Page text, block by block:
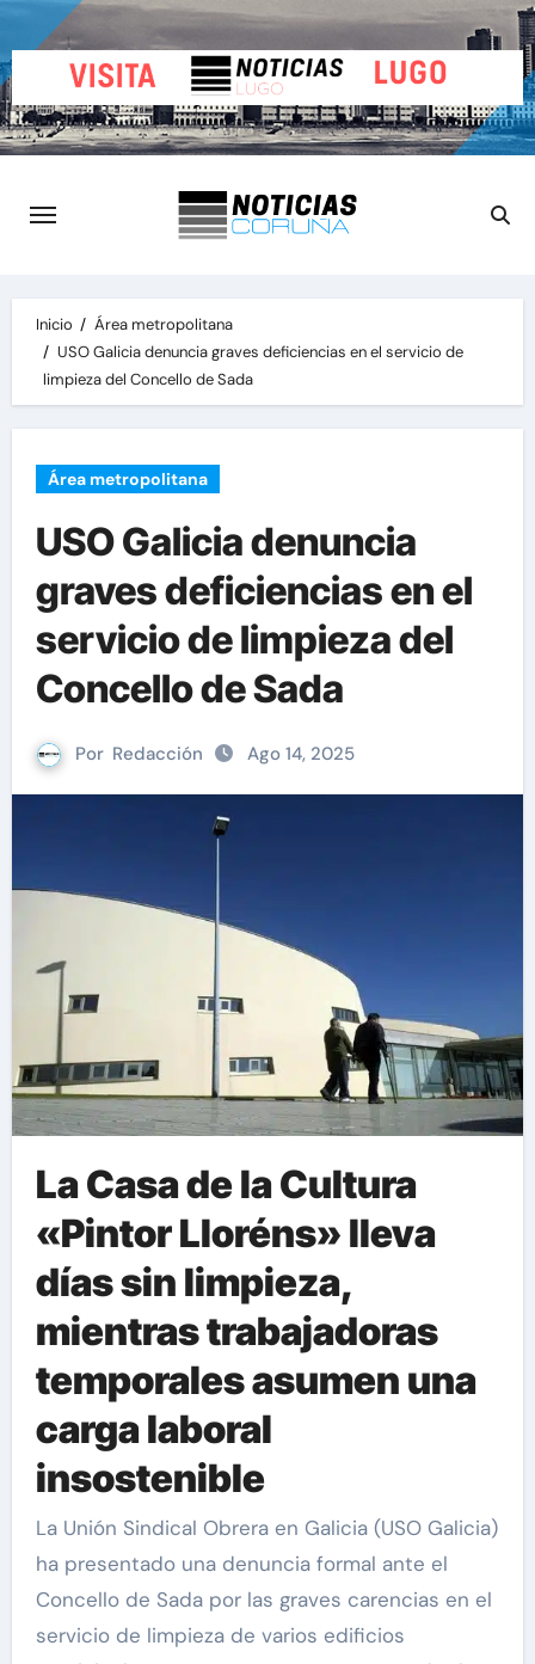
al
contenido
Inicio
Área metropolitana
USO Galicia denuncia graves deficiencias en el servicio de
limpieza del Concello de Sada
Área metropolitana
USO Galicia denuncia
graves deficiencias en el
servicio de limpieza del
Concello de Sada
Por Redacción Ago 14, 2025
La Casa de la Cultura
«Pintor Lloréns» lleva
días sin limpieza,
mientras trabajadoras
temporales asumen una
carga laboral
insostenible
La Unión Sindical Obrera en Galicia (USO Galicia)
ha presentado una denuncia formal ante el
Concello de Sada por las graves carencias en el
servicio de limpieza de varios edificios